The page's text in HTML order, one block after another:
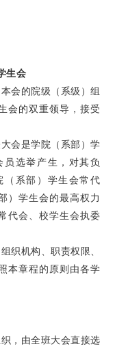
生会
会的院级（系级）组
会的双重领导，接受
会是学院（系部）学
选举产生，对其负
（系部）学生会常代
）学生会的最高权力
代会、校学生会执委
织机构、职责权限、
本章程的原则由各学
，由全班大会直接选